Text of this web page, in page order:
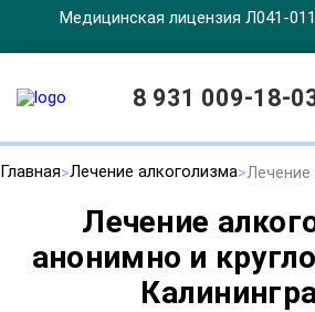
Медицинская лицензия Л041-
8 931 009-18-
Главная Лечение алкоголизма Лечение
Лечение
анонимно и